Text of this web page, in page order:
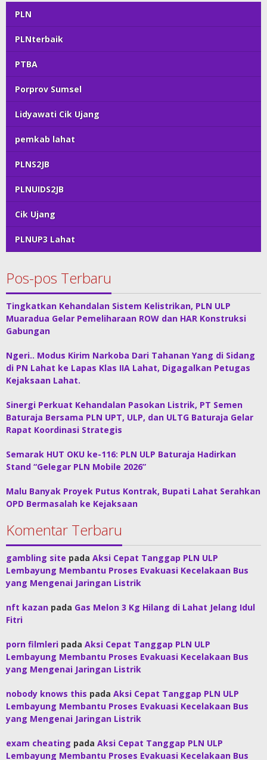
PLN
PLNterbaik
PTBA
Porprov Sumsel
Lidyawati Cik Ujang
pemkab lahat
PLNS2JB
PLNUIDS2JB
Cik Ujang
PLNUP3 Lahat
Pos-pos Terbaru
Tingkatkan Kehandalan Sistem Kelistrikan, PLN ULP
Muaradua Gelar Pemeliharaan ROW dan HAR Konstruksi
Gabungan
Ngeri.. Modus Kirim Narkoba Dari Tahanan Yang di Sidang
di PN Lahat ke Lapas Klas IIA Lahat, Digagalkan Petugas
Kejaksaan Lahat.
Sinergi Perkuat Kehandalan Pasokan Listrik, PT Semen
Baturaja Bersama PLN UPT, ULP, dan ULTG Baturaja Gelar
Rapat Koordinasi Strategis
Semarak HUT OKU ke-116: PLN ULP Baturaja Hadirkan
Stand “Gelegar PLN Mobile 2026”
Malu Banyak Proyek Putus Kontrak, Bupati Lahat Serahkan
OPD Bermasalah ke Kejaksaan
Komentar Terbaru
gambling site pada Aksi Cepat Tanggap PLN ULP
Lembayung Membantu Proses Evakuasi Kecelakaan Bus
yang Mengenai Jaringan Listrik
nft kazan pada Gas Melon 3 Kg Hilang di Lahat Jelang Idul
Fitri
porn filmleri pada Aksi Cepat Tanggap PLN ULP
Lembayung Membantu Proses Evakuasi Kecelakaan Bus
yang Mengenai Jaringan Listrik
nobody knows this pada Aksi Cepat Tanggap PLN ULP
Lembayung Membantu Proses Evakuasi Kecelakaan Bus
yang Mengenai Jaringan Listrik
exam cheating pada Aksi Cepat Tanggap PLN ULP
Lembayung Membantu Proses Evakuasi Kecelakaan Bus